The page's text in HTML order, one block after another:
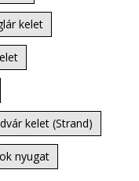
kelet
kelet (Strand)
nyugat